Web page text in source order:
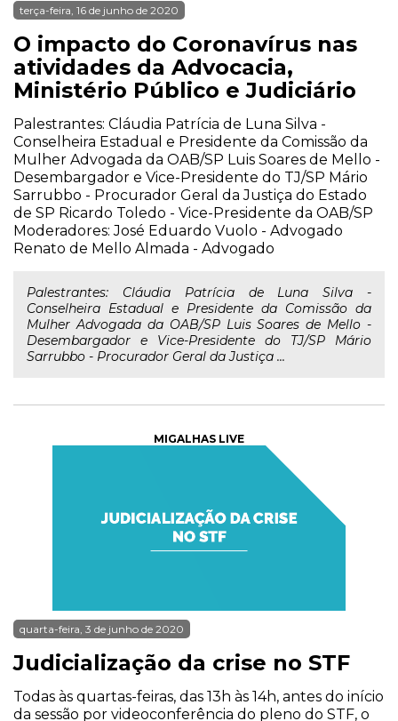
terça-feira, 16 de junho de 2020
O impacto do Coronavírus nas
atividades da Advocacia,
Ministério Público e Judiciário
Palestrantes: Cláudia Patrícia de Luna Silva -
Conselheira Estadual e Presidente da Comissão da
Mulher Advogada da OAB/SP Luis Soares de Mello -
Desembargador e Vice-Presidente do TJ/SP Mário
Sarrubbo - Procurador Geral da Justiça do Estado
de SP Ricardo Toledo - Vice-Presidente da OAB/SP
Moderadores: José Eduardo Vuolo - Advogado
Renato de Mello Almada - Advogado
Palestrantes: Cláudia Patrícia de Luna Silva -
Conselheira Estadual e Presidente da Comissão da
Mulher Advogada da OAB/SP Luis Soares de Mello -
Desembargador e Vice-Presidente do TJ/SP Mário
Sarrubbo - Procurador Geral da Justiça ...
MIGALHAS LIVE
quarta-feira, 3 de junho de 2020
Judicialização da crise no STF
Todas às quartas-feiras, das 13h às 14h, antes do início
da sessão por videoconferência do pleno do STF, o